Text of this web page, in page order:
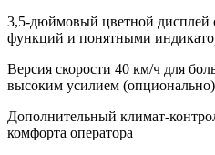
3,5-дюймовый цветной дисплей
функций и понятными
Версия скорости 40 км/ч для
высоким усилием (опционально)
Дополнительный климат-
комфорта оператора